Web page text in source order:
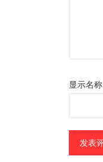
显示名称